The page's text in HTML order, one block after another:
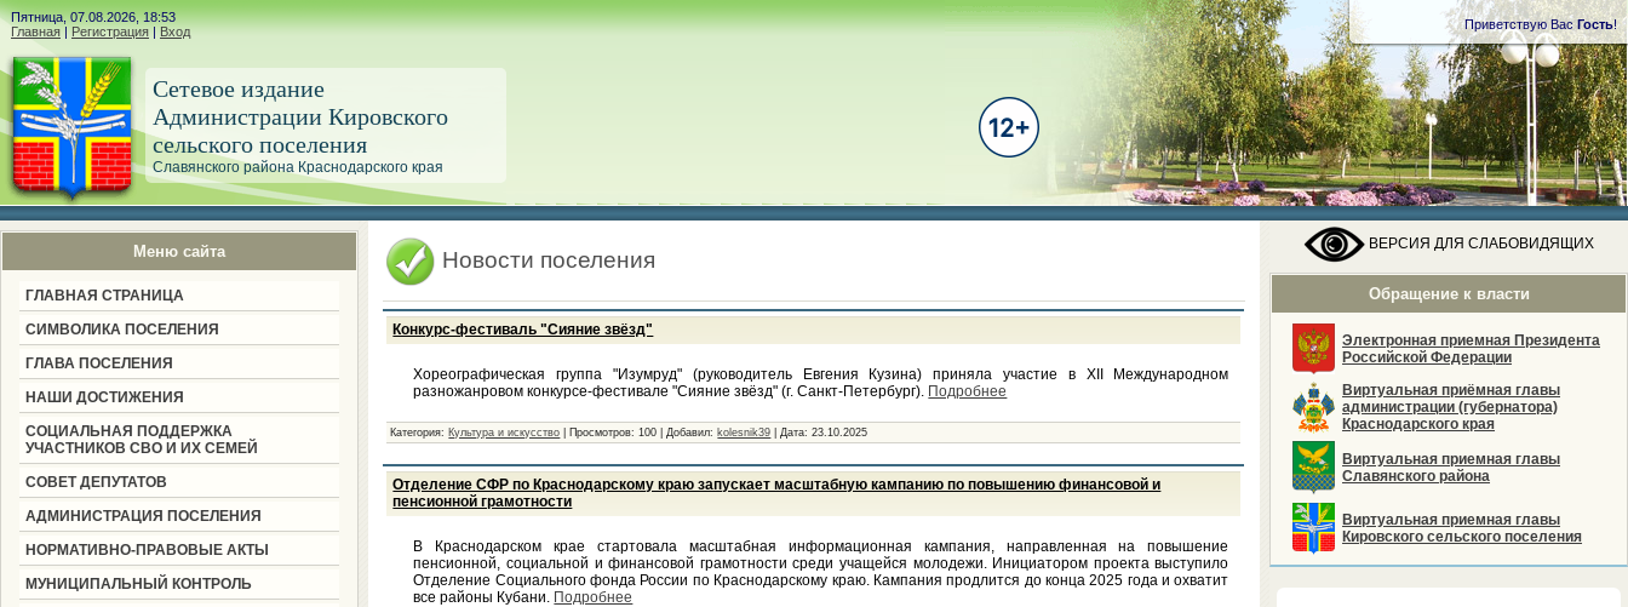
Пятница, 07.08.2026, 18:53
Главная | Регистрация | Вход Приветствую Вас Гость!
Сетевое издание
Администрации Кировского
сельского поселения
Славянского района Краснодарского края
Меню сайта
ГЛАВНАЯ СТРАНИЦА
СИМВОЛИКА ПОСЕЛЕНИЯ
ГЛАВА ПОСЕЛЕНИЯ
НАШИ ДОСТИЖЕНИЯ
СОЦИАЛЬНАЯ ПОДДЕРЖКА
УЧАСТНИКОВ СВО И ИХ СЕМЕЙ
СОВЕТ ДЕПУТАТОВ
АДМИНИСТРАЦИЯ ПОСЕЛЕНИЯ
НОРМАТИВНО-ПРАВОВЫЕ АКТЫ
МУНИЦИПАЛЬНЫЙ КОНТРОЛЬ
ВЕРСИЯ ДЛЯ СЛАБОВИДЯЩИХ
Обращение к власти
Электронная приемная Президента
Российской Федерации
Виртуальная приёмная главы
администрации (губернатора)
Краснодарского края
Виртуальная приемная главы
Славянского района
Виртуальная приемная главы
Кировского сельского поселения
Новости поселения
Конкурс-фестиваль "Сияние звёзд"
Хореографическая группа "Изумруд" (руководитель Евгения Кузина) приняла участие в XII Международном
разножанровом конкурсе-фестивале "Сияние звёзд" (г. Санкт-Петербург). Подробнее
Категория: Культура и искусство Просмотров: 100 |Добавил: kolesnik39 |Дата: 23.10.2025
Отделение СФР по Краснодарскому краю запускает масштабную кампанию по повышению финансовой и
пенсионной грамотности
В Краснодарском крае стартовала масштабная информационная кампания, направленная на повышение
пенсионной, социальной и финансовой грамотности среди учащейся молодежи. Инициатором проекта выступило
Отделение Социального фонда России по Краснодарскому краю. Кампания продлится до конца 2025 года и охватит
все районы Кубани. Подробнее